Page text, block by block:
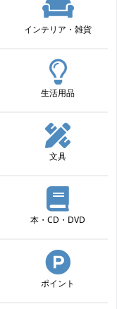
インテリア・雑貨
生活用品
文具
本・CD・DVD
ポイント